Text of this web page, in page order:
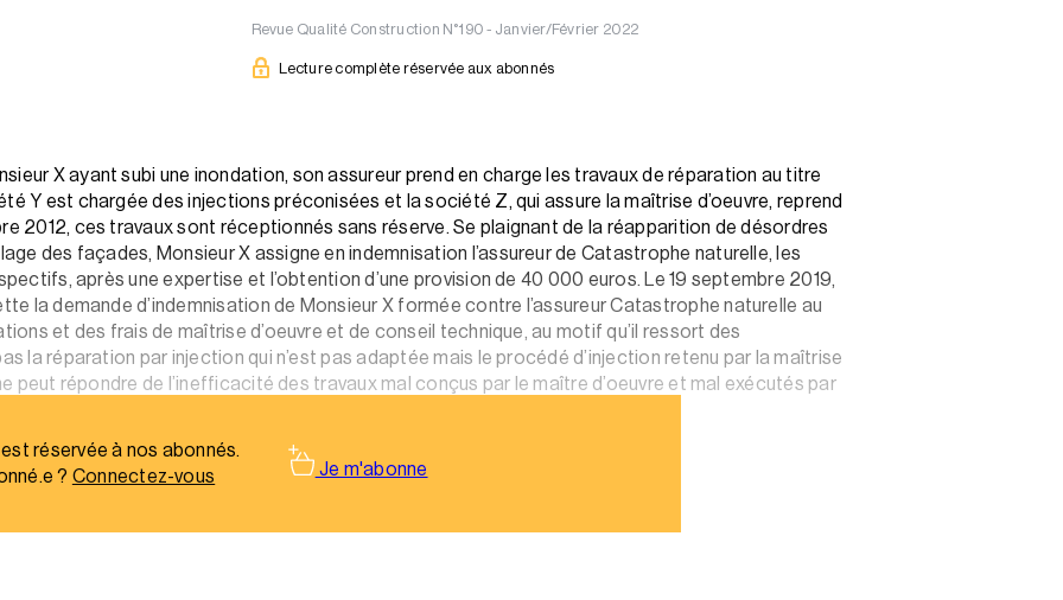
Revue Qualité Construction N°190 - Janvier/Février 2022
Lecture complète réservée aux abonnés
X ayant subi une inondation, son assureur prend en charge les travaux de réparation au titre
Y est chargée des injections préconisées et la société Z, qui assure la maîtrise d’oeuvre, reprend
2012, ces travaux sont réceptionnés sans réserve. Se plaignant de la réapparition de désordres
des façades, Monsieur X assigne en indemnisation l’assureur de Catastrophe naturelle, les
après une expertise et l’obtention d’une provision de 40 000 euros. Le 19 septembre 2019,
la demande d’indemnisation de Monsieur X formée contre l’assureur Catastrophe naturelle au
et des frais de maîtrise d’oeuvre et de conseil technique, au motif qu’il ressort des
la réparation par injection qui n’est pas adaptée mais le procédé d’injection retenu par la maîtrise
peut répondre de l’inefficacité des travaux mal conçus par le maître d’oeuvre et mal exécutés par
réservée à nos abonnés.
? Connectez-vous Je m'abonne